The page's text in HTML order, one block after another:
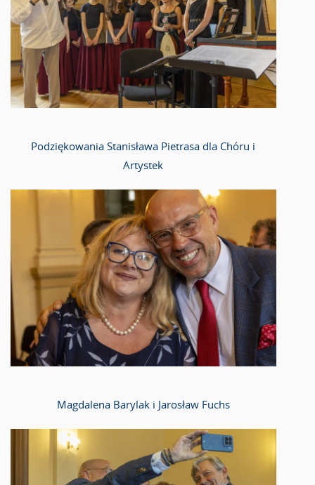
Podziękowania Stanisława Pietrasa dla Chóru i
Artystek
Magdalena Barylak i Jarosław Fuchs